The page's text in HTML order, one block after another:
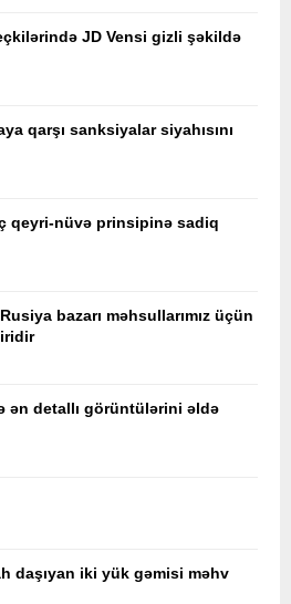
JD Vensi gizli şəkildə
qarşı sanksiyalar siyahısını
qeyri-nüvə prinsipinə sadiq
bazarı məhsullarımız üçün
ən detallı görüntülərini əldə
daşıyan iki yük gəmisi məhv